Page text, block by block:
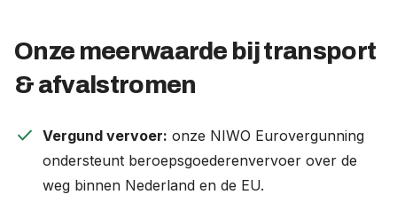
Onze meerwaarde bij transport
& afvalstromen
check Vergund vervoer: onze NIWO Eurovergunning
ondersteunt beroepsgoederenvervoer over de
weg binnen Nederland en de EU.